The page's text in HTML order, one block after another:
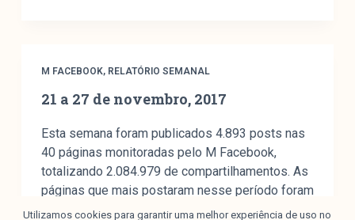
M FACEBOOK, RELATÓRIO SEMANAL
21 a 27 de novembro, 2017
Esta semana foram publicados 4.893 posts nas
40 páginas monitoradas pelo M Facebook,
totalizando 2.084.979 de compartilhamentos. As
páginas que mais postaram nesse período foram
a da Folha de S. Paulo, com 395 posts; a do
Utilizamos cookies para garantir uma melhor experiência de uso no